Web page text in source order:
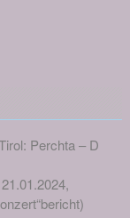
Perchta – D